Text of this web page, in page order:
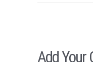
Add Your